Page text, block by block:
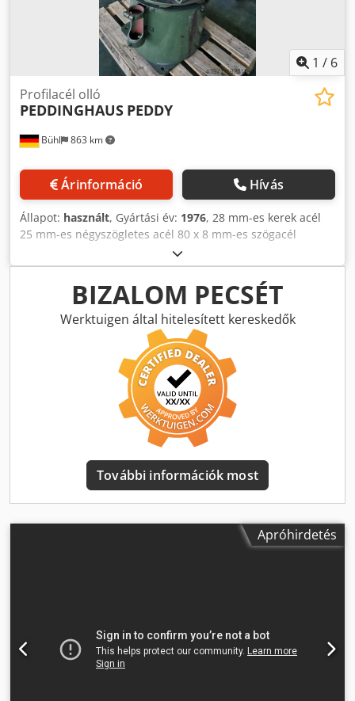
1 / 6
Bühl 863 km
Profilacél olló
PEDDINGHAUS PEDDY
Árinformáció Hívás
Állapot: használt, Gyártási év: 1976, 28 mm-es kerek acél
25 mm-es négyszögletes acél 80 x 8 mm-es szögacél
Bevágás St 40 max. 7 mm A függőleges ollók vágóereje 350
kN Lyukasztóerő 190 kN Bádogvágó olló: lapos anyag 100 x
11 mm Bádogolló: kés hossza kb. 175 mm Teljes
teljesítményigény 1,5 kW Gép súlya kb. 0,5 tonna Gép
méretei H x Sz x M 1,0 x 0,5 x 1,5 m Dkodpfswm Rmnsx
BIZALOM PECSÉT
Werktuigen által hitelesített kereskedők
További információk most
Apróhirdetés